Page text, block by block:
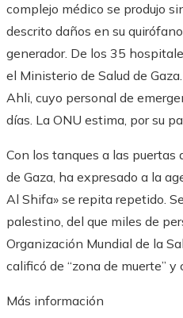
complejo médico se produjo
descrito daños en su
generador. De los 35
el Ministerio de Salud de
Ahli, cuyo personal de
días. La ONU estima, por su
Con los tanques a las
de Gaza, ha expresado a la
Al Shifa» se repita repetido.
palestino, del que miles de
Organización Mundial de la
calificó de “zona de muerte”
Más información